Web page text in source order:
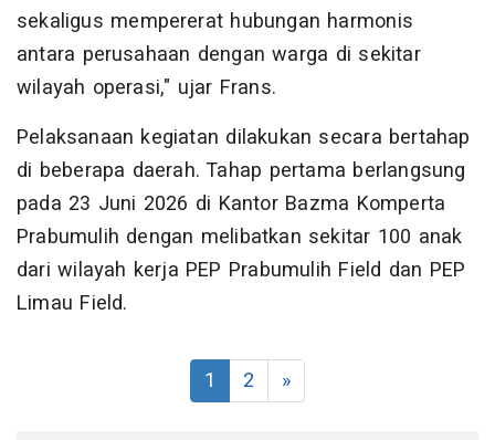
sekaligus mempererat hubungan harmonis
antara perusahaan dengan warga di sekitar
wilayah operasi," ujar Frans.
Pelaksanaan kegiatan dilakukan secara bertahap
di beberapa daerah. Tahap pertama berlangsung
pada 23 Juni 2026 di Kantor Bazma Komperta
Prabumulih dengan melibatkan sekitar 100 anak
dari wilayah kerja PEP Prabumulih Field dan PEP
Limau Field.
1 2 »